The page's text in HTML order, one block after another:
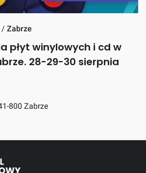
/ Zabrze
płyt winylowych i cd w
28-29-30 sierpnia
800 Zabrze